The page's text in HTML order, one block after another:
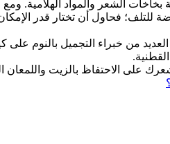
الشعر والمواد الهلامية.
فحاول أن تختار قدر
من خبراء التجميل بالنوم
على الاحتفاظ بالزيت واللمعان